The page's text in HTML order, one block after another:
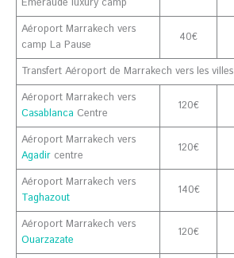
Emeraude luxury camp
Aéroport Marrakech vers
camp La Pause
40€
Transfert Aéroport de Marrakech vers les villes
Aéroport Marrakech vers
Casablanca Centre
120€
Aéroport Marrakech vers
Agadir centre
120€
Aéroport Marrakech vers
Taghazout
140€
Aéroport Marrakech vers
Ouarzazate
120€